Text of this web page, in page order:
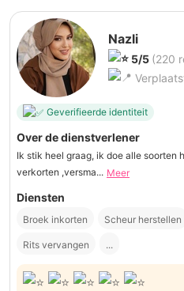
Nazli
5/5 (220
Geverifieerde identiteit
Over de dienstverlener
Ik stik heel graag, ik doe alle soorten
verkorten ,versma... Meer
Diensten
Broek inkorten Scheur herstellen
Rits vervangen ...